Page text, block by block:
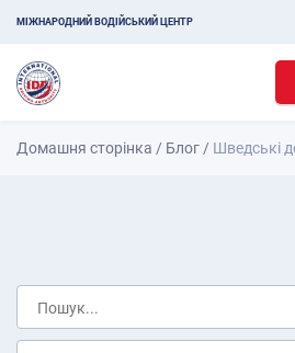
МІЖНАРОДНИЙ ВОДІЙСЬКИЙ ЦЕНТР
Домашня сторінка / Блог / Шведські